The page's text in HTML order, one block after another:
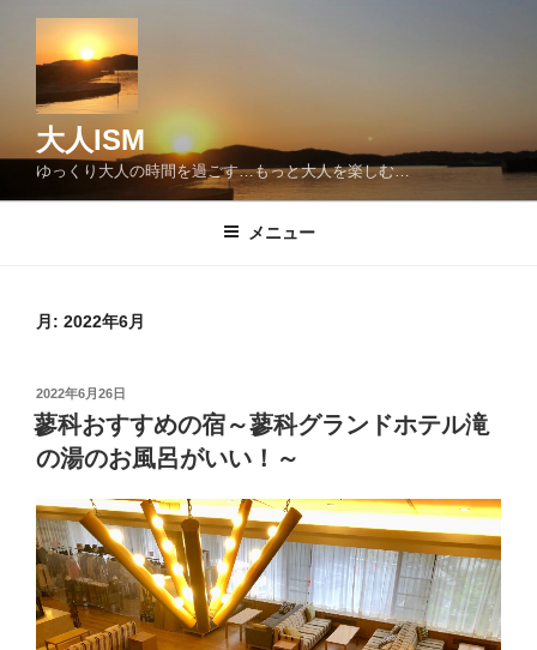
へ
大人ISM
ゆっくり大人の時間を過ごす…もっと大人を楽しむ…
メニュー
月: 2022年6月
投
稿
日:
2022年6月26日
蓼科おすすめの宿～蓼科グランドホテル滝
の湯のお風呂がいい！～